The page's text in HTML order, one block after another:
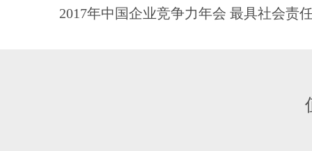
2017年中国企业竞争力年会 最具社会责